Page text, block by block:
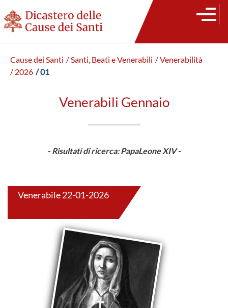
Cause dei Santi / Santi, Beati e Venerabili / Venerabilità
/ 2026 / 01
Venerabili Gennaio
- Risultati di ricerca: PapaLeone XIV -
Venerabile 22-01-2026